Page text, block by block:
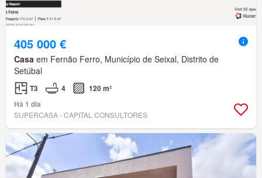
405 000 €
Casa em Fernão Ferro, Município de Seixal, Distrito de
Setúbal
T3 4
120 m²
Há 1 dia
SUPERCASA - CAPITAL CONSULTORES